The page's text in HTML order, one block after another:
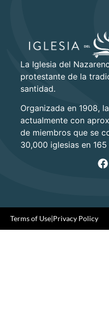
La Iglesia del
protestante de la
santidad.
Organizada en 1908,
actualmente con
de miembros que se
30,000 iglesias en
Terms of Use|Privacy Policy